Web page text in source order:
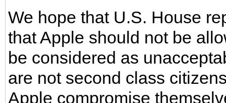
We hope that U.S. House
that Apple should not be
be considered as
are not second class
Apple compromise